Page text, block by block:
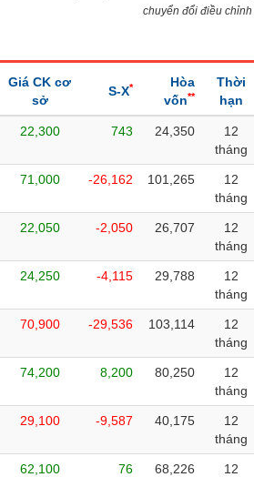
chuyển đổi điều chỉnh
Giá CK cơ
sở
S-X*
Hòa
vốn**
Thời
hạn
22,300 743 24,350
12
tháng
71,000 -26,162 101,265
12
tháng
22,050 -2,050 26,707
12
tháng
24,250 -4,115 29,788
12
tháng
70,900 -29,536 103,114
12
tháng
74,200 8,200 80,250
12
tháng
29,100 -9,587 40,175
12
tháng
62,100 76 68,226
12